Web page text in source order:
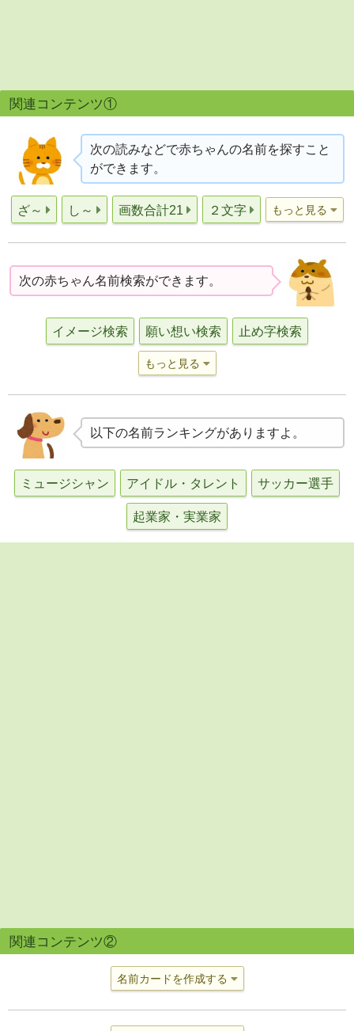
関連コンテンツ①
次の読みなどで赤ちゃんの名前を探すこと
ができます。
ざ～ し～ 画数合計21 ２文字 もっと見る
次の赤ちゃん名前検索ができます。
イメージ検索 願い想い検索 止め字検索
もっと見る
以下の名前ランキングがありますよ。
ミュージシャン アイドル・タレント サッカー選手
起業家・実業家
関連コンテンツ②
名前カードを作成する